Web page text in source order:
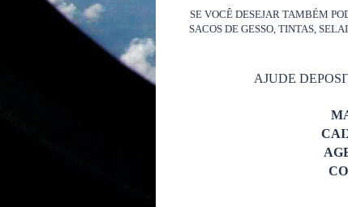
SE VOCÊ DESEJAR TAMBÉM
SACOS DE GESSO, TINTAS,
AJUDE